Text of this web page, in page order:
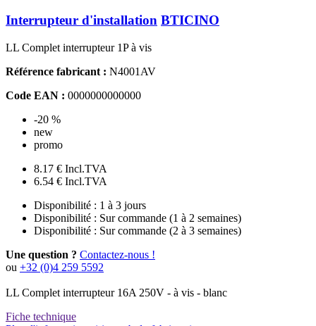
Interrupteur d'installation BTICINO
LL Complet interrupteur 1P à vis
Référence fabricant : N4001AV
Code EAN : 0000000000000
-20 %
new
promo
8.17 € Incl.TVA
6.54 € Incl.TVA
Disponibilité : 1 à 3 jours
Disponibilité : Sur commande (1 à 2 semaines)
Disponibilité : Sur commande (2 à 3 semaines)
Une question ? Contactez-nous !
ou +32 (0)4 259 5592
LL Complet interrupteur 16A 250V - à vis - blanc
Fiche technique